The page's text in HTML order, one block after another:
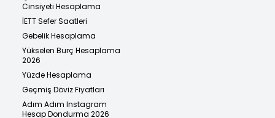
Cinsiyeti Hesaplama
İETT Sefer Saatleri
Gebelik Hesaplama
Yükselen Burç Hesaplama
2026
Yüzde Hesaplama
Geçmiş Döviz Fiyatları
Adım Adım Instagram
Hesap Dondurma 2026